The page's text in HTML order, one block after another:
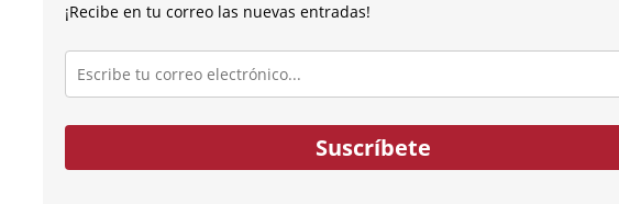
¡Recibe en tu correo las nuevas entradas!
Escribe
tu
correo
electrónico...
Suscríbete